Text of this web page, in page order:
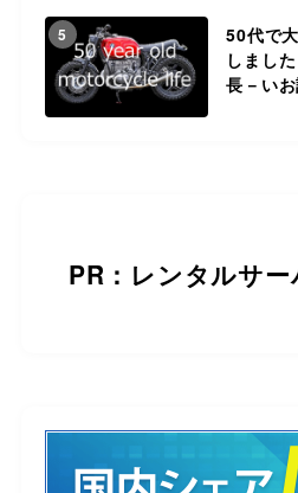
5
50代で
しまし
長－いお
PR：レンタルサー